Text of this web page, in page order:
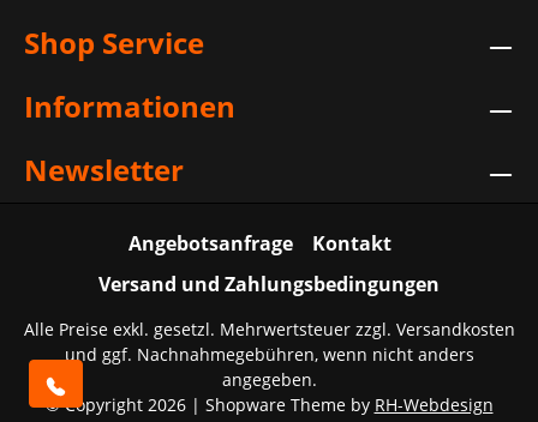
Shop Service
Informationen
Newsletter
Angebotsanfrage
Kontakt
Versand und Zahlungsbedingungen
Alle Preise exkl. gesetzl. Mehrwertsteuer zzgl. Versandkosten
und ggf. Nachnahmegebühren, wenn nicht anders
angegeben.
© Copyright 2026 | Shopware Theme by RH-Webdesign